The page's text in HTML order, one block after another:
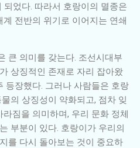
었다. 따라서 호랑이의 멸종은
전반의 위기로 이어지는 연쇄
큰 의미를 갖는다. 조선시대부
상징적인 존재로 자리 잡아왔
등장했다. 그러나 사람들은 호랑
의 상징성이 약화되고, 점차 잊
짐을 의미하며, 우리 문화 정체
부분이 있다. 호랑이가 우리의
를 다시 돌아보는 것이 중요하